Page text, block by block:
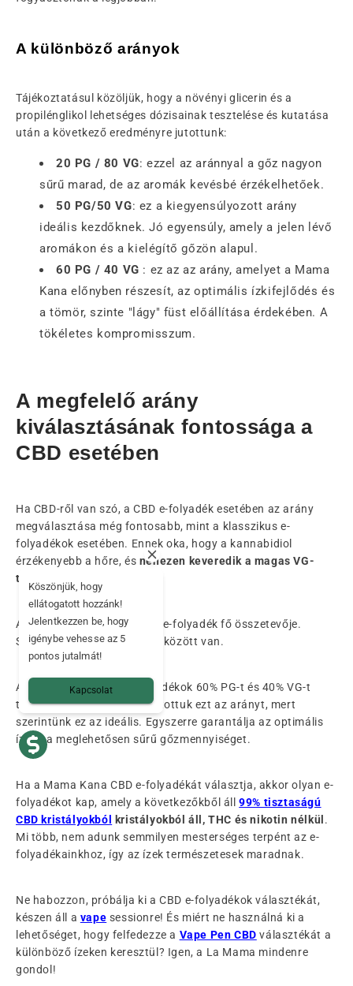
A különböző arányok
Tájékoztatásul közöljük, hogy a növényi glicerin és a
propilénglikol lehetséges dózisainak tesztelése és kutatása
után a következő eredményre jutottunk:
20 PG / 80 VG: ezzel az aránnyal a gőz nagyon
sűrű marad, de az aromák kevésbé érzékelhetőek.
50 PG/50 VG: ez a kiegyensúlyozott arány
ideális kezdőknek. Jó egyensúly, amely a jelen lévő
aromákon és a kielégítő gőzön alapul.
60 PG / 40 VG : ez az az arány, amelyet a Mama
Kana előnyben részesít, az optimális ízkifejlődés és
a tömör, szinte "lágy" füst előállítása érdekében. A
tökéletes kompromisszum.
A megfelelő arány
kiválasztásának fontossága a
CBD esetében
Ha CBD-ről van szó, a CBD e-folyadék esetében az arány
megválasztása még fontosabb, mint a klasszikus e-
folyadékok esetében. Ennek oka, hogy a kannabidiol
érzékenyebb a hőre, és nehezen keveredik a magas VG-
tartalmú folyadékokban.
A propilénglikol vagy PG az e-folyadék fő összetevője.
Szintje általában 50 és 80% között van.
A Mama Kanánál az e-folyadékok 60% PG-t és 40% VG-t
tartalmaznak. Azért választottuk ezt az arányt, mert
szerintünk ez az ideális. Egyszerre garantálja az optimális
ízt és a meglehetősen sűrű gőzmennyiséget.
Ha a Mama Kana CBD e-folyadékát választja, akkor olyan e-
folyadékot kap, amely a következőkből áll99% tisztaságú
CBD kristályokból
kristályokból áll, THC és nikotin nélkül .
Mi több, nem adunk semmilyen mesterséges terpént az e-
folyadékainkhoz, így az ízek természetesek maradnak.
Ne habozzon, próbálja ki a CBD e-folyadékok választékát,
készen áll a vape sessionre! És miért ne használná ki a
lehetőséget, hogy felfedezze a Vape Pen CBD választékát a
különböző ízeken keresztül? Igen, a La Mama mindenre
gondol!
Köszönjük, hogy
ellátogatott hozzánk!
Jelentkezzen be, hogy
igénybe vehesse az 5
pontos jutalmát!
Kapcsolat